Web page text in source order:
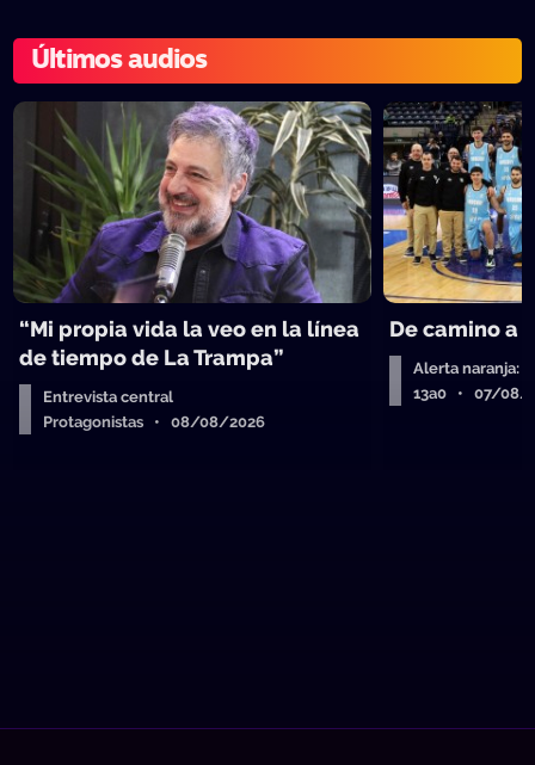
Últimos audios
“Mi propia vida la veo en la línea
de tiempo de La Trampa”
Entrevista central
Protagonistas • 08/08/2026
De camino a
Alerta naranja:
13a0 • 07/08/